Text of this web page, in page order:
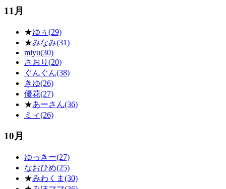
11月
★ゆぅ(29)
★みなみ(31)
miyu(30)
さおり(20)
ぐんぐん(38)
きゆ(26)
優花(27)
★あーさん(36)
ミィ(26)
10月
ゆっきー(27)
なおひめ(25)
★みわくま(30)